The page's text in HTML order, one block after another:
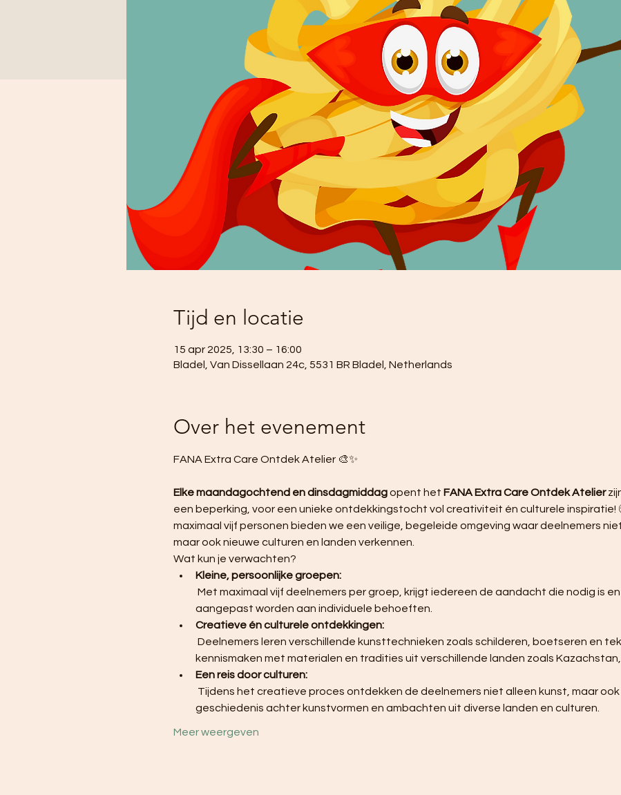
Tijd en locatie
15 apr 2025, 13:30 – 16:00
Bladel, Van Dissellaan 24c, 5531 BR Bladel, Netherlands
Over het evenement
FANA Extra Care Ontdek Atelier 🎨✨
Elke maandagochtend en dinsdagmiddag opent het FANA Extra Care Ontdek Atelier
een beperking, voor een unieke ontdekkingstocht vol creativiteit én culturele inspiratie!
maximaal vijf personen bieden we een veilige, begeleide omgeving waar deelnemers
maar ook nieuwe culturen en landen verkennen.
Wat kun je verwachten?
Kleine, persoonlijke groepen:
aangepast worden aan individuele behoeften.
Creatieve én culturele ontdekkingen:
kennismaken met materialen en tradities uit verschillende landen zoals
Een reis door culturen:
geschiedenis achter kunstvormen en ambachten uit diverse landen en culturen.
Meer weergeven